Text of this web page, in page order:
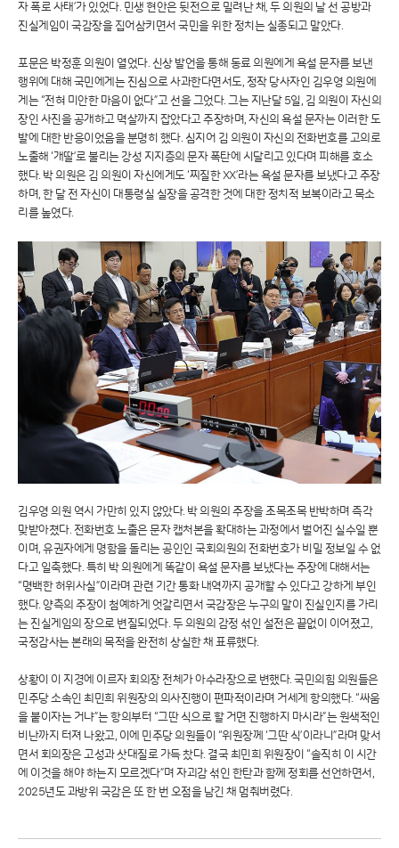
자 폭로 사태’가 있었다. 민생 현안은 뒷전으로 밀려난 채, 두 의원의 날 선 공방과
진실게임이 국감장을 집어삼키면서 국민을 위한 정치는 실종되고 말았다.
포문은 박정훈 의원이 열었다. 신상 발언을 통해 동료 의원에게 욕설 문자를 보낸
행위에 대해 국민에게는 진심으로 사과한다면서도, 정작 당사자인 김우영 의원에
게는 “전혀 미안한 마음이 없다”고 선을 그었다. 그는 지난달 5일, 김 의원이 자신의
장인 사진을 공개하고 멱살까지 잡았다고 주장하며, 자신의 욕설 문자는 이러한 도
발에 대한 반응이었음을 분명히 했다. 심지어 김 의원이 자신의 전화번호를 고의로
노출해 ‘개딸’로 불리는 강성 지지층의 문자 폭탄에 시달리고 있다며 피해를 호소
했다. 박 의원은 김 의원이 자신에게도 ‘찌질한 XX’라는 욕설 문자를 보냈다고 주장
하며, 한 달 전 자신이 대통령실 실장을 공격한 것에 대한 정치적 보복이라고 목소
리를 높였다.
김우영 의원 역시 가만히 있지 않았다. 박 의원의 주장을 조목조목 반박하며 즉각
맞받아쳤다. 전화번호 노출은 문자 캡처본을 확대하는 과정에서 벌어진 실수일 뿐
이며, 유권자에게 명함을 돌리는 공인인 국회의원의 전화번호가 비밀 정보일 수 없
다고 일축했다. 특히 박 의원에게 똑같이 욕설 문자를 보냈다는 주장에 대해서는
“명백한 허위사실”이라며 관련 기간 통화 내역까지 공개할 수 있다고 강하게 부인
했다. 양측의 주장이 첨예하게 엇갈리면서 국감장은 누구의 말이 진실인지를 가리
는 진실게임의 장으로 변질되었다. 두 의원의 감정 섞인 설전은 끝없이 이어졌고,
국정감사는 본래의 목적을 완전히 상실한 채 표류했다.
상황이 이 지경에 이르자 회의장 전체가 아수라장으로 변했다. 국민의힘 의원들은
민주당 소속인 최민희 위원장의 의사진행이 편파적이라며 거세게 항의했다. “싸움
을 붙이자는 거냐”는 항의부터 “그딴 식으로 할 거면 진행하지 마시라”는 원색적인
비난까지 터져 나왔고, 이에 민주당 의원들이 “위원장께 ‘그딴 식’이라니”라며 맞서
면서 회의장은 고성과 삿대질로 가득 찼다. 결국 최민희 위원장이 “솔직히 이 시간
에 이것을 해야 하는지 모르겠다”며 자괴감 섞인 한탄과 함께 정회를 선언하면서,
2025년도 과방위 국감은 또 한 번 오점을 남긴 채 멈춰버렸다.